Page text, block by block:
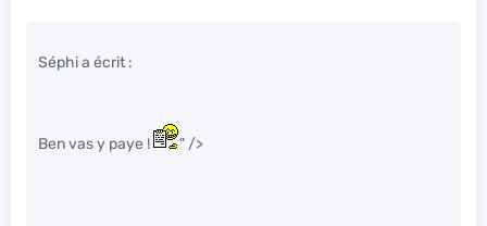
Séphi a écrit :
Ben vas y paye ! " />